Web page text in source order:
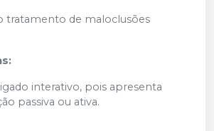
tratamento de maloclusões
interativo, pois apresenta
passiva ou ativa.